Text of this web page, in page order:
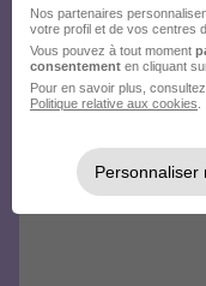
Nos partenaires
votre profil et de vos centres
Vous pouvez à tout moment
consentement en cliquant
Pour en savoir plus,
Politique relative aux cookies
Personnaliser